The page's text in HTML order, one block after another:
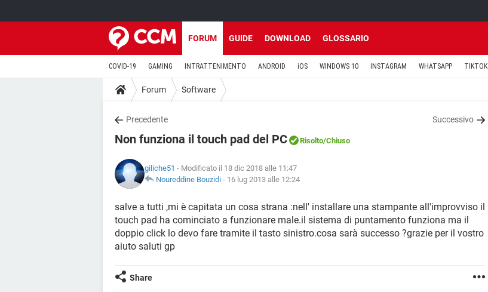
FORUM GUIDE DOWNLOAD GLOSSARIO
COVID-19 GAMING INTRATTENIMENTO ANDROID iOS WINDOWS 10 INSTAGRAM WHATSAPP TIKTOK
Forum Software
Precedente Successivo
Non funziona il touch pad del PC Risolto/Chiuso
giliche51 - Modificato il 18 dic 2018 alle 11:47
Noureddine Bouzidi - 16 lug 2013 alle 12:24
salve a tutti ,mi è capitata un cosa strana :nell' installare una stampante all'improvviso il
touch pad ha cominciato a funzionare male.il sistema di puntamento funziona ma il
doppio click lo devo fare tramite il tasto sinistro.cosa sarà successo ?grazie per il vostro
aiuto saluti gp
Share